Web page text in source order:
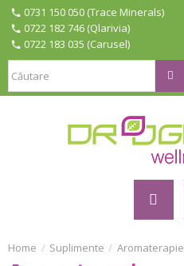
0731 150 050 (Trace Minerals)
0722 182 746 (Qlarivia)
0722 183 035 (Carusel)
Suplimente Aromaterapie